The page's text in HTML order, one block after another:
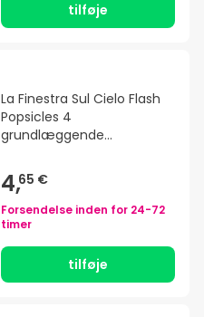
tilføje
La Finestra Sul Cielo Flash
Popsicles 4
grundlæggende
4,65 €
Forsendelse inden for 24-72
timer
tilføje